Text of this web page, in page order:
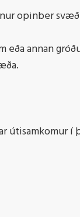
opinber
annan
útisamkomur